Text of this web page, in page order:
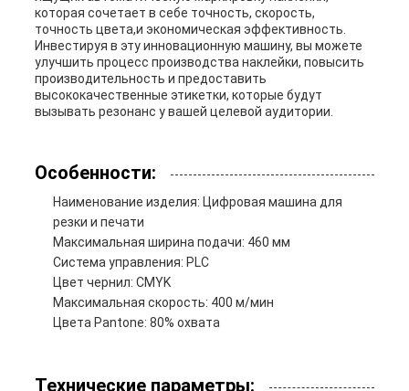
которая сочетает в себе точность, скорость,
точность цвета,и экономическая эффективность.
Инвестируя в эту инновационную машину, вы можете
улучшить процесс производства наклейки, повысить
производительность и предоставить
высококачественные этикетки, которые будут
вызывать резонанс у вашей целевой аудитории.
Особенности:
Наименование изделия: Цифровая машина для
резки и печати
Максимальная ширина подачи: 460 мм
Система управления: PLC
Цвет чернил: CMYK
Максимальная скорость: 400 м/мин
Цвета Pantone: 80% охвата
Технические параметры: